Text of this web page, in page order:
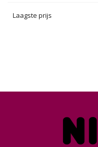
Laagste prijs